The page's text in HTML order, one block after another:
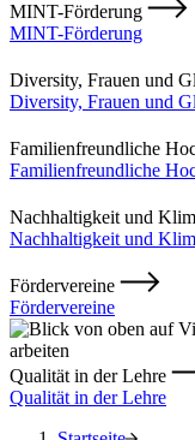
MINT-Förderung
MINT-Förderung
Diversity, Frauen und
Diversity, Frauen und
Familienfreundliche
Familienfreundliche
Nachhaltigkeit und
Nachhaltigkeit und
Fördervereine
Fördervereine
Qualität in der Lehre
Qualität in der Lehre